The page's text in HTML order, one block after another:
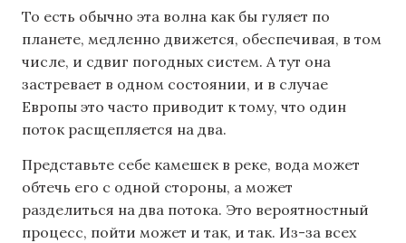
То есть обычно эта волна как бы гуляет по
планете, медленно движется, обеспечивая, в том
числе, и сдвиг погодных систем. А тут она
застревает в одном состоянии, и в случае
Европы это часто приводит к тому, что один
поток расщепляется на два.
Представьте себе камешек в реке, вода может
обтечь его с одной стороны, а может
разделиться на два потока. Это вероятностный
процесс, пойти может и так, и так. Из-за всех